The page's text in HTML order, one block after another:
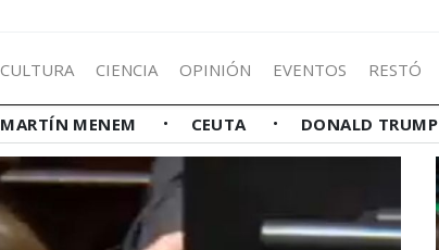
CULTURA CIENCIA OPINIÓN EVENTOS RESTÓ
MARTÍN MENEM CEUTA DONALD TRUMP